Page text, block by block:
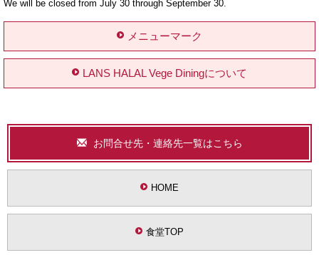
We will be closed from July 30 through September 30.
メニューマーク
LANS HALAL Vege Diningについて
お問合せ先・連絡先一覧はこちら
HOME
食堂TOP